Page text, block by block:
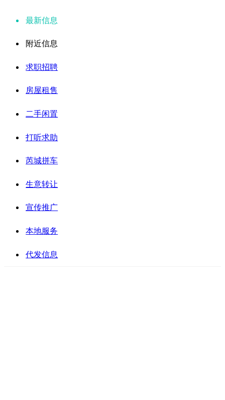
最新信息
附近信息
求职招聘
房屋租售
二手闲置
打听求助
芮城拼车
生意转让
宣传推广
本地服务
代发信息